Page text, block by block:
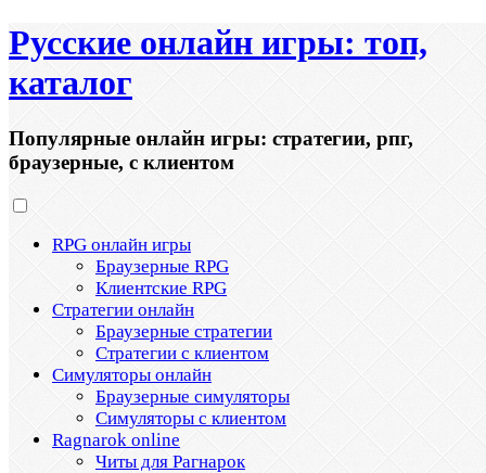
Русские онлайн игры: топ,
каталог
Популярные онлайн игры: стратегии, рпг,
браузерные, с клиентом
RPG онлайн игры
Браузерные RPG
Клиентские RPG
Стратегии онлайн
Браузерные стратегии
Стратегии с клиентом
Симуляторы онлайн
Браузерные симуляторы
Симуляторы с клиентом
Ragnarok online
Читы для Рагнарок